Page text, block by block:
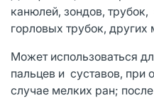
канюлей, зондов,
горловых трубок, других
Может использоваться
пальцев и суставов, при
случае мелких ран;